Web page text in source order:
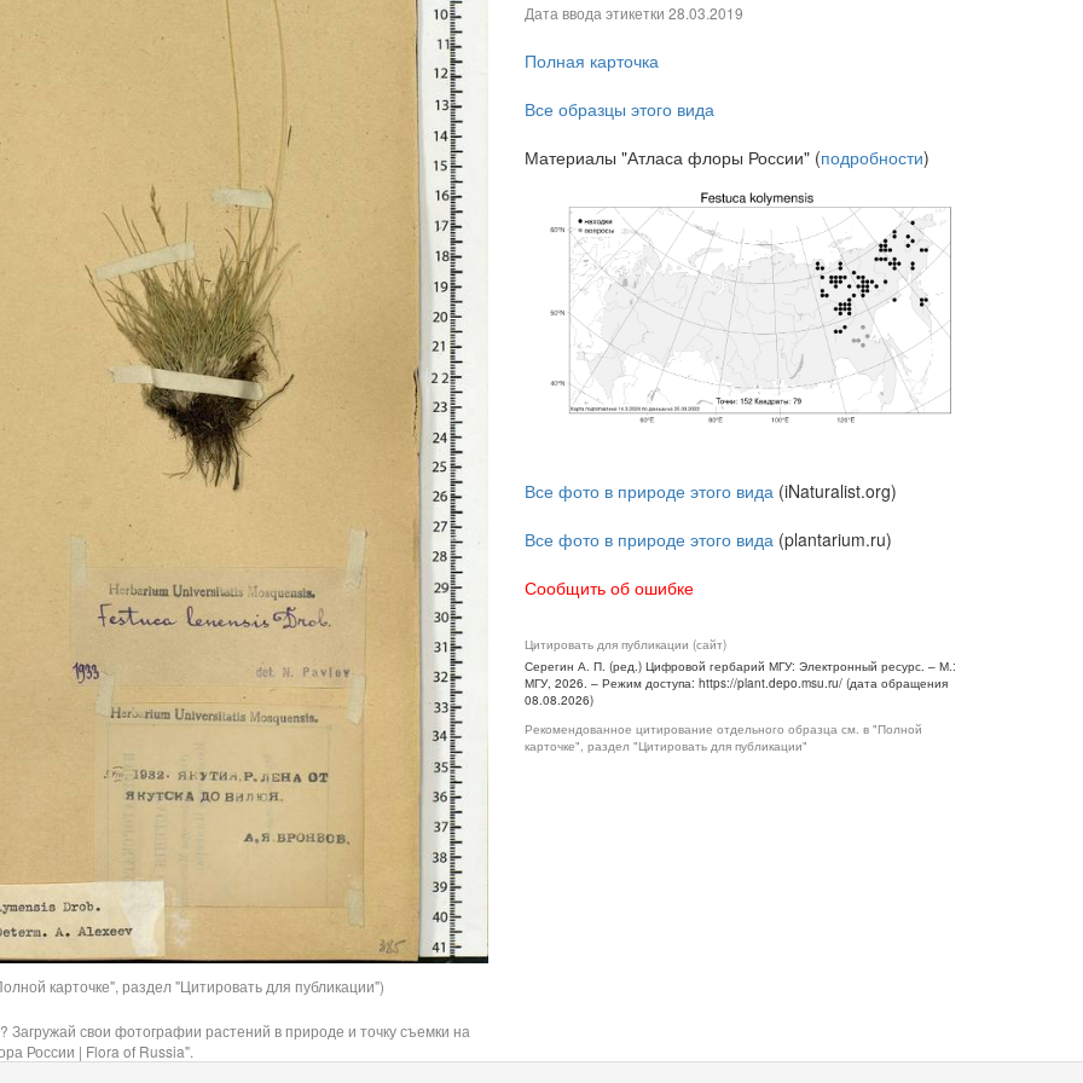
карточке", раздел "Цитировать для публикации")
свои фотографии растений в природе и точку съемки на
России | Flora of Russia".
Дата ввода этикетки 28.03.2019
Полная карточка
Все образцы этого вида
Материалы "Атласа флоры России" (подробности)
Все фото в природе этого вида (iNaturalist.org)
Все фото в природе этого вида (plantarium.ru)
Сообщить об ошибке
Цитировать для публикации (сайт)
Серегин А. П. (ред.) Цифровой гербарий МГУ: Электронный ресурс. – М.:
МГУ, 2026. – Режим доступа: https://plant.depo.msu.ru/ (дата обращения
08.08.2026)
Рекомендованное цитирование отдельного образца см. в "Полной
карточке", раздел "Цитировать для публикации"